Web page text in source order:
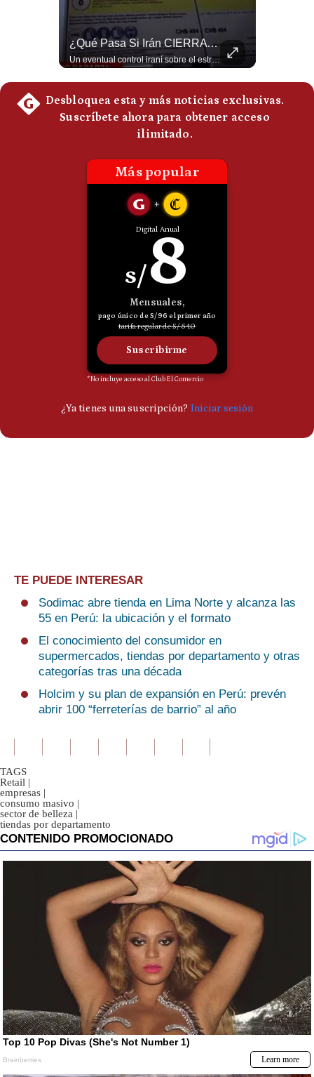
¿Qué Pasa Si Irán CIERRA El Estrecho De Ormuz? | #radar24
Un eventual control iraní sobre el estrecho de Ormuz cambiaría radicalmente el equilibrio de poder, así lo explicó el analista Roberto Heimovits. Además, explicó que países como Arabia Saudita, Qatar, Emiratos Árabes Unidos, Irak y Kuwait dependen de esa ruta para exportar petróleo, gas y fertilizantes. #Geopolitica #Irán #EstrechoDeOrmuz #Petroleo #NoticiasInternacionales #RobertoHeimovits #Shorts 👉 Suscríbete y activa la campana para no perderte nuestro análisis diario. 🌎 Síguenos en nuestras redes sociales: 📌 Web oficial: https://gestion.pe/mundo/ 📌 LinkedIn: http://bit.ly/3HYIET0 📌 X (Twitter): http://bit.ly/4noZtX9 📌 TikTok: http://bit.ly/4evB6TO
TE PUEDE INTERESAR
Sodimac abre tienda en Lima Norte y alcanza las
55 en Perú: la ubicación y el formato
El conocimiento del consumidor en
supermercados, tiendas por departamento y otras
categorías tras una década
Holcim y su plan de expansión en Perú: prevén
abrir 100 “ferreterías de barrio” al año
TAGS
Retail |
empresas |
consumo masivo |
sector de belleza |
tiendas por departamento